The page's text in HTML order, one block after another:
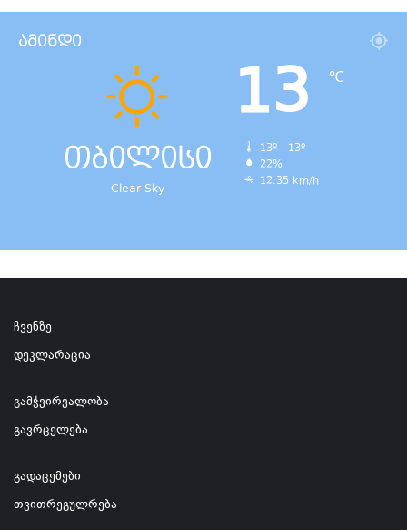
ამინდი
თბილისი
Clear Sky
13 ℃
13º - 13º
22%
12.35 km/h
ჩვენზე
დეკლარაცია
გამჭვირვალობა
გავრცელება
გადაცემები
თვითრეგულრება